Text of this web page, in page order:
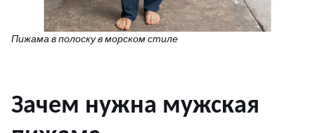
Пижама в полоску в морском стиле
Зачем нужна мужская